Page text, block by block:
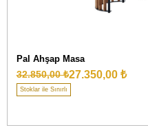
Pal Ahşap Masa
32.850,00 ₺27.350,00 ₺
Stoklar ile Sınırlı